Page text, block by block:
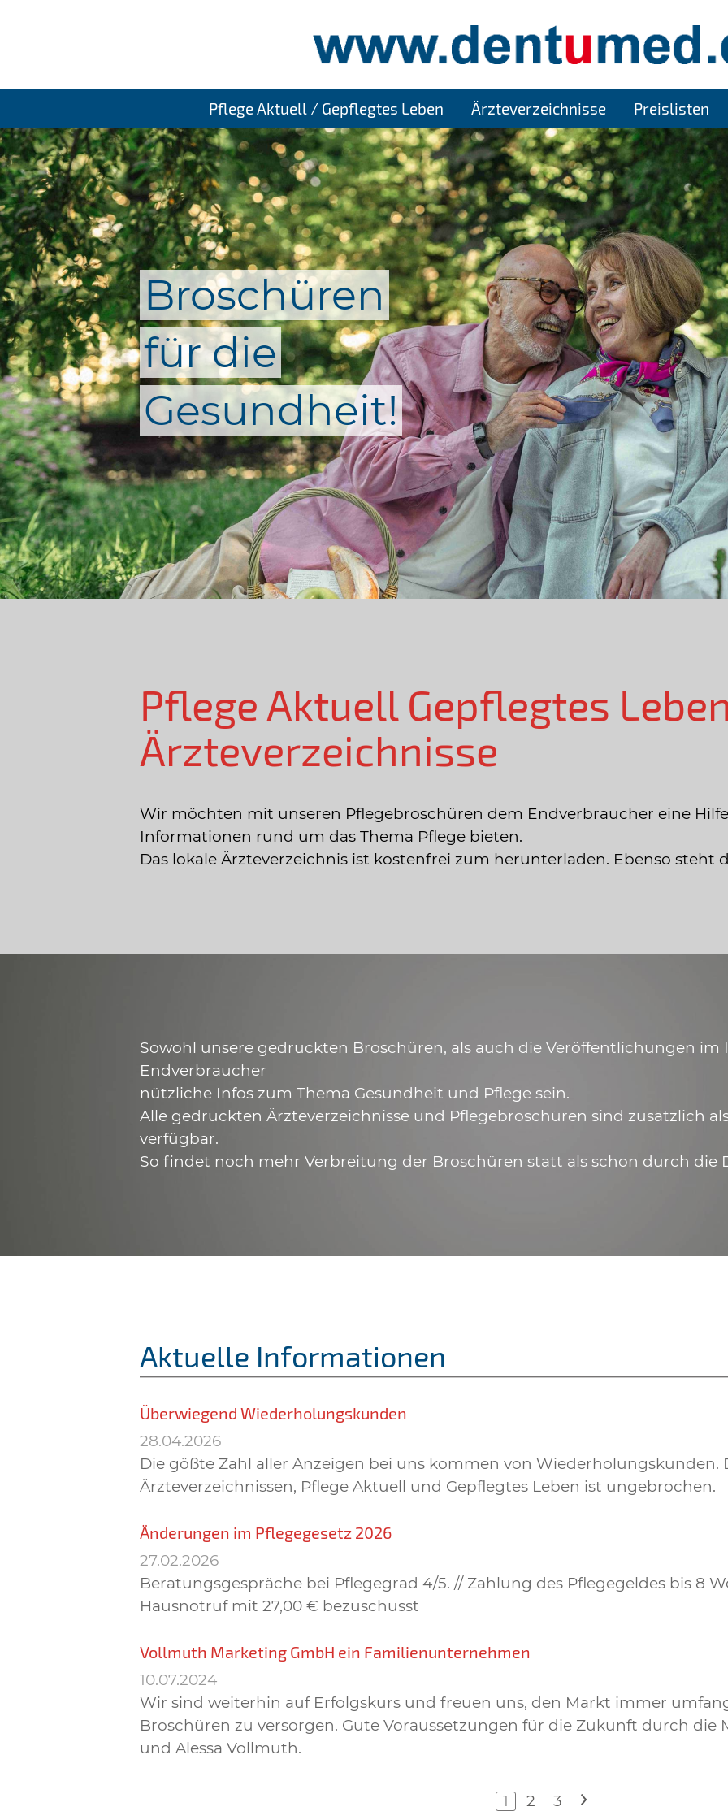
Pflege Aktuell / Gepflegtes Leben Ärzteverzeichnisse Preislisten
Broschüren
für die
Gesundheit!
Pflege Aktuell Gepflegtes
Ärzteverzeichnisse
Wir möchten mit unseren Pflegebroschüren dem Endverbraucher eine
Informationen rund um das Thema Pflege bieten.
Das lokale Ärzteverzeichnis ist kostenfrei zum herunterladen. Ebenso steht
Sowohl unsere gedruckten Broschüren, als auch die Veröffentlichungen im
Endverbraucher
nützliche Infos zum Thema Gesundheit und Pflege sein.
Alle gedruckten Ärzteverzeichnisse und Pflegebroschüren sind zusätzlich
verfügbar.
So findet noch mehr Verbreitung der Broschüren statt als schon durch die
Aktuelle Informationen
Überwiegend Wiederholungskunden
28.04.2026
Die gößte Zahl aller Anzeigen bei uns kommen von Wiederholungskunden.
Ärzteverzeichnissen, Pflege Aktuell und Gepflegtes Leben ist ungebrochen.
Änderungen im Pflegegesetz 2026
27.02.2026
Beratungsgespräche bei Pflegegrad 4/5. // Zahlung des Pflegegeldes bis 8
Hausnotruf mit 27,00 € bezuschusst
Vollmuth Marketing GmbH ein Familienunternehmen
10.07.2024
Wir sind weiterhin auf Erfolgskurs und freuen uns, den Markt immer
Broschüren zu versorgen. Gute Voraussetzungen für die Zukunft durch die
und Alessa Vollmuth.
1 2 3 >